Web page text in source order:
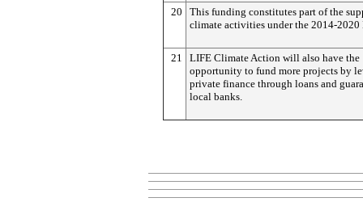
20
This funding constitutes part of the
climate activities under the 2014-2020
21
LIFE Climate Action will also have the
opportunity to fund more projects by
private finance through loans and
local banks.